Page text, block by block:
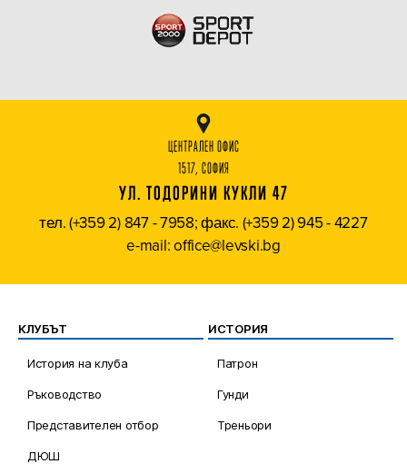
ЦЕНТРАЛЕН ОФИС
1517, СОФИЯ
УЛ. ТОДОРИНИ КУКЛИ 47
тел. (+359 2) 847 - 7958; факс. (+359 2) 945 - 4227
e-mail: office@levski.bg
КЛУБЪТ
История на клуба
Ръководство
Представителен отбор
ДЮШ
ИСТОРИЯ
Патрон
Гунди
Треньори